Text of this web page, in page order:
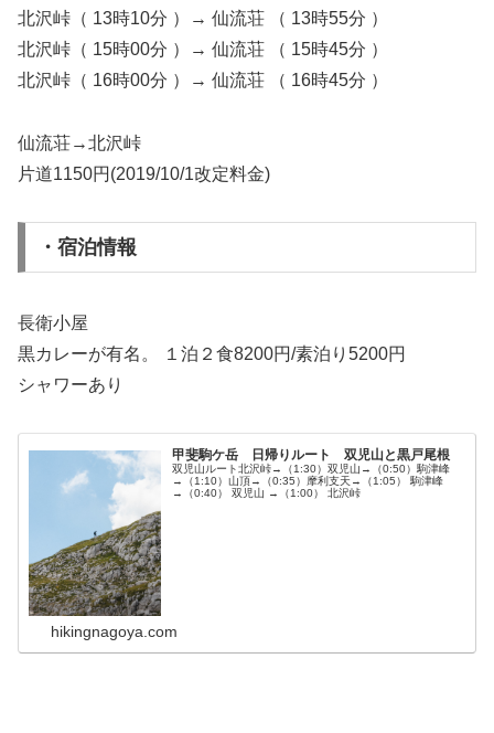
北沢峠（ 13時10分 ）→ 仙流荘 （ 13時55分 ）
北沢峠（ 15時00分 ）→ 仙流荘 （ 15時45分 ）
北沢峠（ 16時00分 ）→ 仙流荘 （ 16時45分 ）
仙流荘→北沢峠
片道1150円(2019/10/1改定料金)
・宿泊情報
長衛小屋
黒カレーが有名。 １泊２食8200円/素泊り5200円
シャワーあり
甲斐駒ケ岳 日帰りルート 双児山と黒戸尾根
双児山ルート北沢峠→（1:30）双児山→（0:50）駒津峰
→（1:10）山頂→（0:35）摩利支天→（1:05） 駒津峰
→（0:40） 双児山 →（1:00） 北沢峠
hikingnagoya.com